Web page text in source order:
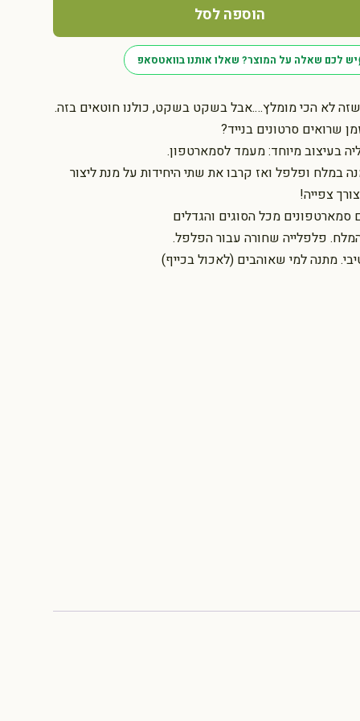
שזה לא הכי מומלץ….אבל בשקט בשקט, כולנו חוטאים בזה.
שרואים סרטונים בנייד?
בעיצוב מיוחד: מעמד לסמארטפון.
במלח ופלפל ואז קרבו את שתי היחידות על מנת ליצור
צפייה!
מכל הסוגים והגדלים
פלפלייה שחורה עבור הפלפל.
מתנה למי שאוהבים (לאכול בכייף)
הוספה לסל
יש לכם שאלה על המוצר? שאלו אותנו בוואטסאפ